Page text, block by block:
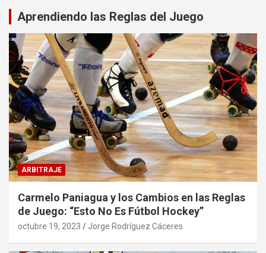
Aprendiendo las Reglas del Juego
ARBITRAJE
Carmelo Paniagua y los Cambios en las Reglas
de Juego: “Esto No Es Fútbol Hockey”
octubre 19, 2023 Jorge Rodríguez Cáceres